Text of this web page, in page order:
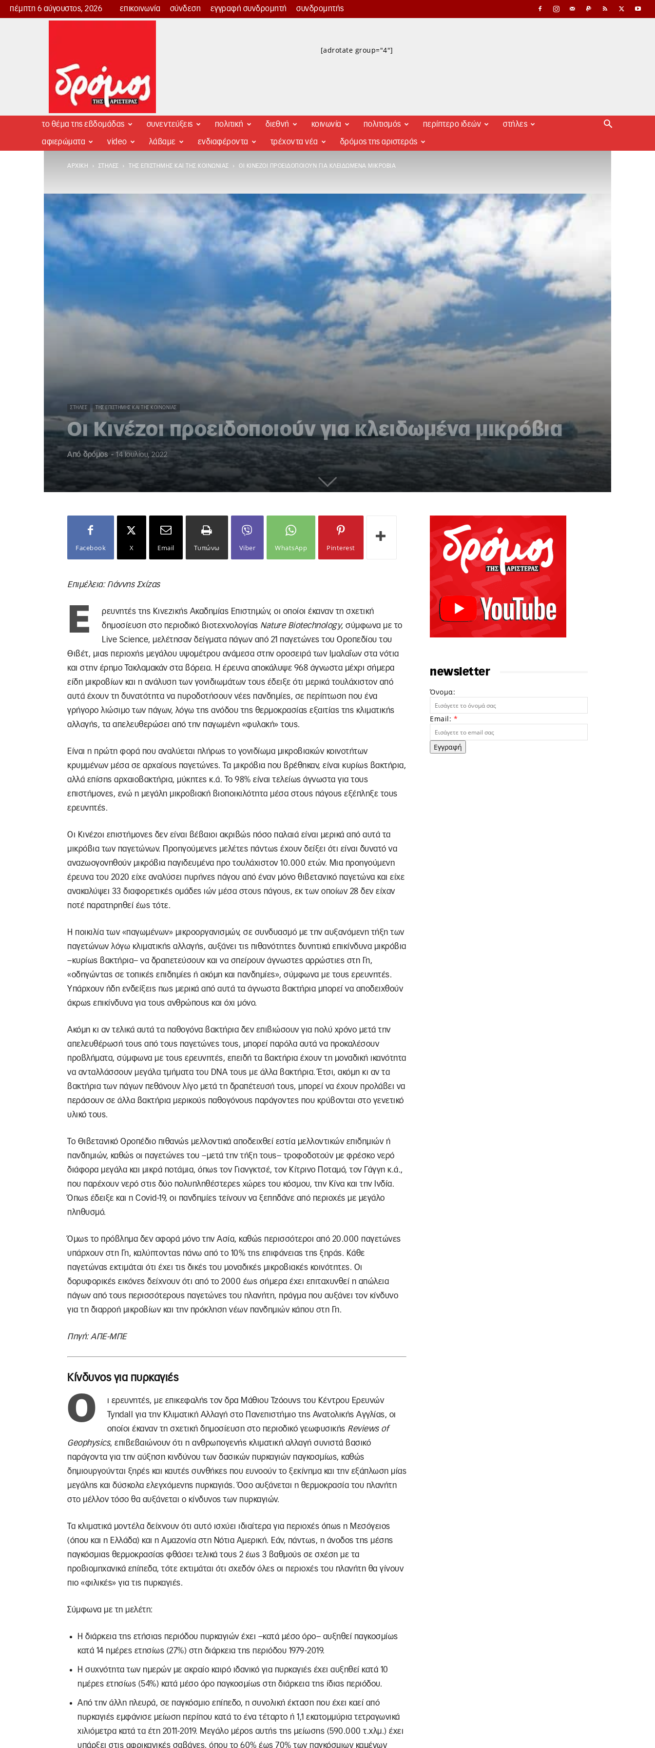
πέμπτη 6 αύγουστος, 2026 επικοινωνία σύνδεση εγγραφή συνδρομητή συνδρομητής
Δρόμος
[adrotate group="4"]
το θέμα της εβδομάδας συνεντεύξεις πολιτική διεθνή κοινωνία πολιτισμός περίπτερο ιδεών στήλες
αφιερώματα video λάβαμε ενδιαφέροντα τρέχοντα νέα δρόμος της αριστεράς
ΑΡΧΙΚΉ ΣΤΉΛΕΣ ΤΗΣ ΕΠΙΣΤΉΜΗΣ ΚΑΙ ΤΗΣ ΚΟΙΝΩΝΊΑΣ ΟΙ ΚΙΝΈΖΟΙ ΠΡΟΕΙΔΟΠΟΙΟΎΝ ΓΙΑ ΚΛΕΙΔΩΜΈΝΑ ΜΙΚΡΌΒΙΑ
ΣΤΉΛΕΣ ΤΗΣ ΕΠΙΣΤΉΜΗΣ ΚΑΙ ΤΗΣ ΚΟΙΝΩΝΊΑΣ
Οι Κινέζοι προειδοποιούν για κλειδωμένα μικρόβια
Από δρόμος - 14 Ιουλίου, 2022
Facebook X Email Τυπώνω Viber WhatsApp Pinterest
Επιμέλεια: Γιάννης Σχίζας
Ε
ρευνητές της Κινεζικής Ακαδημίας Επιστημών, οι οποίοι έκαναν τη σχετική
δημοσίευση στο περιοδικό βιοτεχνολογίας Nature Biotechnology, σύμφωνα με το
Live Science, μελέτησαν δείγματα πάγων από 21 παγετώνες του Οροπεδίου του
Θιβέτ, μιας περιοχής μεγάλου υψομέτρου ανάμεσα στην οροσειρά των Ιμαλαΐων στα νότια
και στην έρημο Τακλαμακάν στα βόρεια. Η έρευνα αποκάλυψε 968 άγνωστα μέχρι σήμερα
είδη μικροβίων και η ανάλυση των γονιδιωμάτων τους έδειξε ότι μερικά τουλάχιστον από
αυτά έχουν τη δυνατότητα να πυροδοτήσουν νέες πανδημίες, σε περίπτωση που ένα
γρήγορο λιώσιμο των πάγων, λόγω της ανόδου της θερμοκρασίας εξαιτίας της κλιματικής
αλλαγής, τα απελευθερώσει από την παγωμένη «φυλακή» τους.
Είναι η πρώτη φορά που αναλύεται πλήρως το γονιδίωμα μικροβιακών κοινοτήτων
κρυμμένων μέσα σε αρχαίους παγετώνες. Τα μικρόβια που βρέθηκαν, είναι κυρίως βακτήρια,
αλλά επίσης αρχαιοβακτήρια, μύκητες κ.ά. Το 98% είναι τελείως άγνωστα για τους
επιστήμονες, ενώ η μεγάλη μικροβιακή βιοποικιλότητα μέσα στους πάγους εξέπληξε τους
ερευνητές.
Οι Κινέζοι επιστήμονες δεν είναι βέβαιοι ακριβώς πόσο παλαιά είναι μερικά από αυτά τα
μικρόβια των παγετώνων. Προηγούμενες μελέτες πάντως έχουν δείξει ότι είναι δυνατό να
αναζωογονηθούν μικρόβια παγιδευμένα προ τουλάχιστον 10.000 ετών. Μια προηγούμενη
έρευνα του 2020 είχε αναλύσει πυρήνες πάγου από έναν μόνο θιβετανικό παγετώνα και είχε
ανακαλύψει 33 διαφορετικές ομάδες ιών μέσα στους πάγους, εκ των οποίων 28 δεν είχαν
ποτέ παρατηρηθεί έως τότε.
Η ποικιλία των «παγωμένων» μικροοργανισμών, σε συνδυασμό με την αυξανόμενη τήξη των
παγετώνων λόγω κλιματικής αλλαγής, αυξάνει τις πιθανότητες δυνητικά επικίνδυνα μικρόβια
–κυρίως βακτήρια– να δραπετεύσουν και να σπείρουν άγνωστες αρρώστιες στη Γη,
«οδηγώντας σε τοπικές επιδημίες ή ακόμη και πανδημίες», σύμφωνα με τους ερευνητές.
Υπάρχουν ήδη ενδείξεις πως μερικά από αυτά τα άγνωστα βακτήρια μπορεί να αποδειχθούν
άκρως επικίνδυνα για τους ανθρώπους και όχι μόνο.
Ακόμη κι αν τελικά αυτά τα παθογόνα βακτήρια δεν επιβιώσουν για πολύ χρόνο μετά την
απελευθέρωσή τους από τους παγετώνες τους, μπορεί παρόλα αυτά να προκαλέσουν
προβλήματα, σύμφωνα με τους ερευνητές, επειδή τα βακτήρια έχουν τη μοναδική ικανότητα
να ανταλλάσσουν μεγάλα τμήματα του DNA τους με άλλα βακτήρια. Έτσι, ακόμη κι αν τα
βακτήρια των πάγων πεθάνουν λίγο μετά τη δραπέτευσή τους, μπορεί να έχουν προλάβει να
περάσουν σε άλλα βακτήρια μερικούς παθογόνους παράγοντες που κρύβονται στο γενετικό
υλικό τους.
Το Θιβετανικό Οροπέδιο πιθανώς μελλοντικά αποδειχθεί εστία μελλοντικών επιδημιών ή
πανδημιών, καθώς οι παγετώνες του –μετά την τήξη τους– τροφοδοτούν με φρέσκο νερό
διάφορα μεγάλα και μικρά ποτάμια, όπως τον Γιανγκτσέ, τον Κίτρινο Ποταμό, τον Γάγγη κ.ά.,
που παρέχουν νερό στις δύο πολυπληθέστερες χώρες του κόσμου, την Κίνα και την Ινδία.
Όπως έδειξε και η Covid-19, οι πανδημίες τείνουν να ξεπηδάνε από περιοχές με μεγάλο
πληθυσμό.
Όμως το πρόβλημα δεν αφορά μόνο την Ασία, καθώς περισσότεροι από 20.000 παγετώνες
υπάρχουν στη Γη, καλύπτοντας πάνω από το 10% της επιφάνειας της ξηράς. Κάθε
παγετώνας εκτιμάται ότι έχει τις δικές του μοναδικές μικροβιακές κοινότητες. Οι
δορυφορικές εικόνες δείχνουν ότι από το 2000 έως σήμερα έχει επιταχυνθεί η απώλεια
πάγων από τους περισσότερους παγετώνες του πλανήτη, πράγμα που αυξάνει τον κίνδυνο
για τη διαρροή μικροβίων και την πρόκληση νέων πανδημιών κάπου στη Γη.
Πηγή: ΑΠΕ-ΜΠΕ
Κίνδυνος για πυρκαγιές
Ο
ι ερευνητές, με επικεφαλής τον δρα Μάθιου Τζόουνς του Κέντρου Ερευνών
Tyndall για την Κλιματική Αλλαγή στο Πανεπιστήμιο της Ανατολικής Αγγλίας, οι
οποίοι έκαναν τη σχετική δημοσίευση στο περιοδικό γεωφυσικής Reviews of
Geophysics, επιβεβαιώνουν ότι η ανθρωπογενής κλιματική αλλαγή συνιστά βασικό
παράγοντα για την αύξηση κινδύνου των δασικών πυρκαγιών παγκοσμίως, καθώς
δημιουργούνται ξηρές και καυτές συνθήκες που ευνοούν το ξεκίνημα και την εξάπλωση μίας
μεγάλης και δύσκολα ελεγχόμενης πυρκαγιάς. Όσο αυξάνεται η θερμοκρασία του πλανήτη
στο μέλλον τόσο θα αυξάνεται ο κίνδυνος των πυρκαγιών.
Τα κλιματικά μοντέλα δείχνουν ότι αυτό ισχύει ιδιαίτερα για περιοχές όπως η Μεσόγειος
(όπου και η Ελλάδα) και η Αμαζονία στη Νότια Αμερική. Εάν, πάντως, η άνοδος της μέσης
παγκόσμιας θερμοκρασίας φθάσει τελικά τους 2 έως 3 βαθμούς σε σχέση με τα
προβιομηχανικά επίπεδα, τότε εκτιμάται ότι σχεδόν όλες οι περιοχές του πλανήτη θα γίνουν
πιο «φιλικές» για τις πυρκαγιές.
Σύμφωνα με τη μελέτη:
Η διάρκεια της ετήσιας περιόδου πυρκαγιών έχει –κατά μέσο όρο– αυξηθεί παγκοσμίως
κατά 14 ημέρες ετησίως (27%) στη διάρκεια της περιόδου 1979-2019.
Η συχνότητα των ημερών με ακραίο καιρό ιδανικό για πυρκαγιές έχει αυξηθεί κατά 10
ημέρες ετησίως (54%) κατά μέσο όρο παγκοσμίως στη διάρκεια της ίδιας περιόδου.
Από την άλλη πλευρά, σε παγκόσμιο επίπεδο, η συνολική έκταση που έχει καεί από
πυρκαγιές εμφάνισε μείωση περίπου κατά το ένα τέταρτο ή 1,1 εκατομμύρια τετραγωνικά
χιλιόμετρα κατά τα έτη 2011-2019. Μεγάλο μέρος αυτής της μείωσης (590.000 τ.χλμ.) έχει
υπάρξει στις αφρικανικές σαβάνες, όπου το 60% έως 70% των παγκόσμιων καμένων
newsletter
Όνομα:
Email: *
Εγγραφή